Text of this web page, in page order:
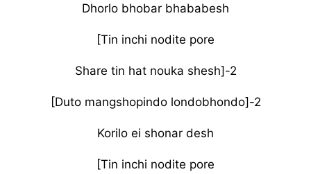
Dhorlo bhobar bhababesh
[Tin inchi nodite pore
Share tin hat nouka shesh]-2
[Duto mangshopindo londobhondo]-2
Korilo ei shonar desh
[Tin inchi nodite pore